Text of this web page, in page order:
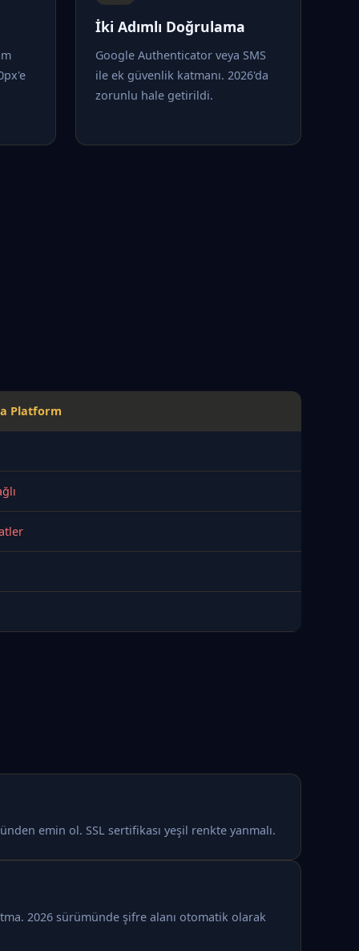
İki Adımlı Doğrulama
Google Authenticator veya SMS
ile ek güvenlik katmanı. 2026'da
zorunlu hale getirildi.
Platform
emin ol. SSL sertifikası yeşil renkte yanmalı.
2026 sürümünde şifre alanı otomatik olarak